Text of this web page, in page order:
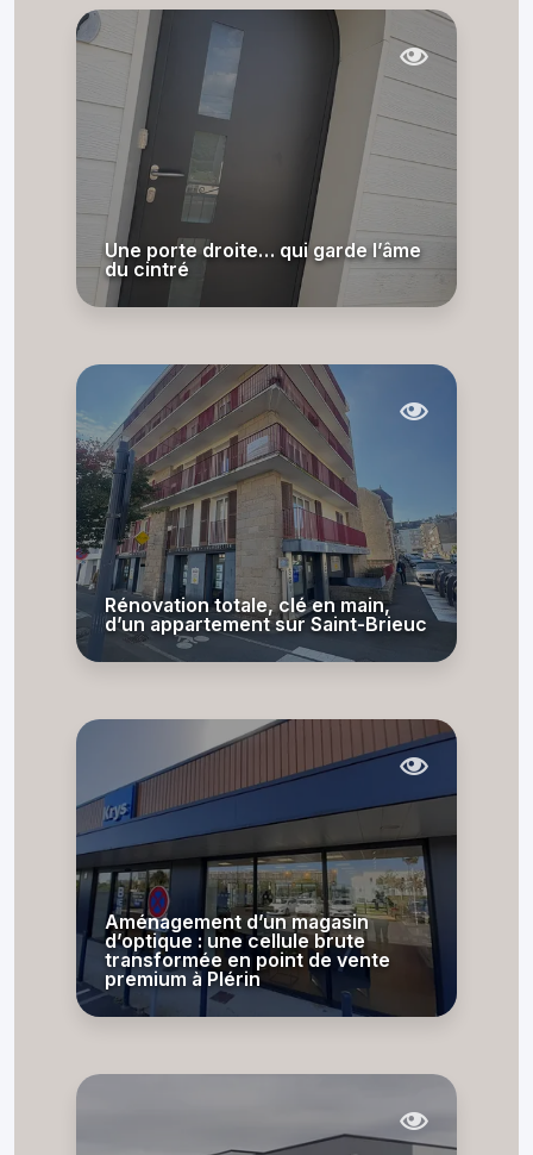
Une porte droite… qui garde l’âme
du cintré
Rénovation totale, clé en main,
d’un appartement sur Saint-Brieuc
Aménagement d’un magasin
d’optique : une cellule brute
transformée en point de vente
premium à Plérin